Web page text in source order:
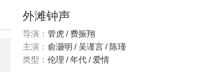
外滩钟声
导演： 管虎/ 费振翔
主演： 俞灏明 /吴谨言/ 陈瑾
类型： 伦理 /年代/ 爱情